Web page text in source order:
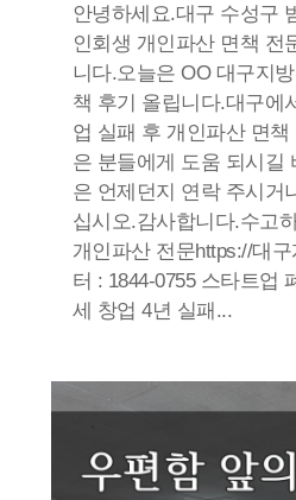
안녕하세요.대구 수성구
인회생 개인파산 면책 전
니다.오늘은 OO 대구지
책 후기 올립니다.대구에
업 실패 후 개인파산 면
은 분들에게 도움 되시길
은 언제던지 연락 주시거
십시오.감사합니다.수고
개인파산 전문https://대
터 : 1844-0755 스타트업
세 창업 4년 실패...